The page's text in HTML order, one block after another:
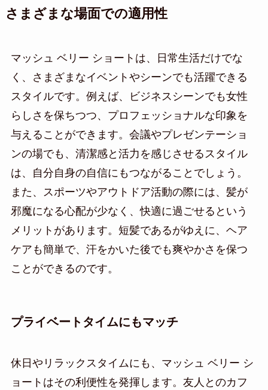
さまざまな場面での適用性
マッシュ ベリー ショートは、日常生活だけでな
く、さまざまなイベントやシーンでも活躍できる
スタイルです。例えば、ビジネスシーンでも女性
らしさを保ちつつ、プロフェッショナルな印象を
与えることができます。会議やプレゼンテーショ
ンの場でも、清潔感と活力を感じさせるスタイル
は、自分自身の自信にもつながることでしょう。
また、スポーツやアウトドア活動の際には、髪が
邪魔になる心配が少なく、快適に過ごせるという
メリットがあります。短髪であるがゆえに、ヘア
ケアも簡単で、汗をかいた後でも爽やかさを保つ
ことができるのです。
プライベートタイムにもマッチ
休日やリラックスタイムにも、マッシュ ベリー シ
ョートはその利便性を発揮します。友人とのカフ